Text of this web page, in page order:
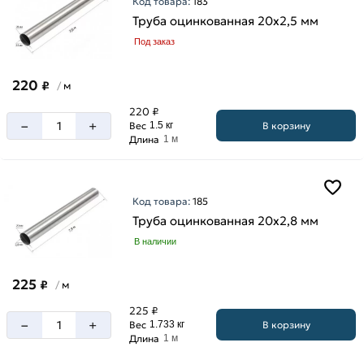
3
мм
мм
Труба оцинкованная 20х2,5 мм
Под заказ
220 ₽ / м
– +
220 ₽
Вес 1.5 кг
Длина 1 м
В корзину
Код товара:185
Труба оцинкованная 20х2,8 мм
В наличии
225 ₽ / м
– +
225 ₽
Вес 1.733 кг
Длина 1 м
В корзину